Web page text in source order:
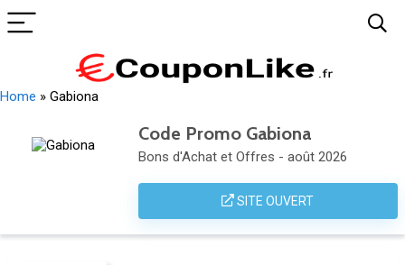
Home » Gabiona
Code Promo Gabiona
Bons d'Achat et Offres - août 2026
SITE OUVERT